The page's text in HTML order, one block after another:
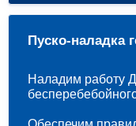
Пуско-наладка
Наладим работу